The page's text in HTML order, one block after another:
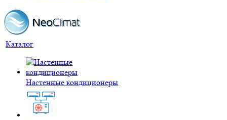
Каталог
Настенные кондиционеры